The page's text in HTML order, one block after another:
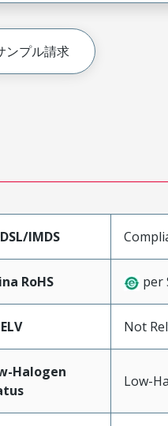
ンプル請求
IMDS
RoHS per
Not
Halogen
Low-